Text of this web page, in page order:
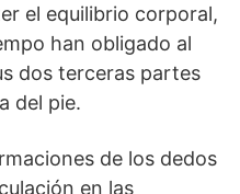
el equilibrio corporal,
han obligado al
dos terceras partes
del pie.
de los dedos
en las